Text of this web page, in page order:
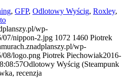
, GFP, Odlotowy Wyścig, Roxley,
wp-
07/nippon-2.jpg 1072 1460 Piotrek
wp-
08/logo.png Piotrek Piechowiak2016-
Odlotowy Wyścig (Steampunk
recenzja